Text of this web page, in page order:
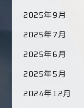
2025年9月
2025年7月
2025年6月
2025年5月
2024年12月